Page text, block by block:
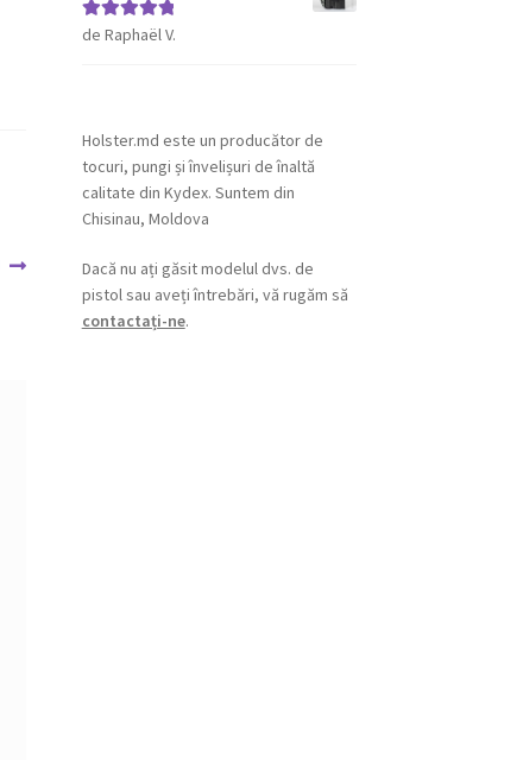
Evaluat la5
de Raphaël V.
Holster.md este un producător de
tocuri, pungi și învelișuri de înaltă
calitate din Kydex. Suntem din
Chisinau, Moldova
Dacă nu ați găsit modelul dvs. de
pistol sau aveți întrebări, vă rugăm să
contactați-ne.